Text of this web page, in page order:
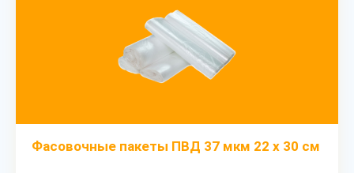
Фасовочные пакеты ПВД 37 мкм 22 х 30 см